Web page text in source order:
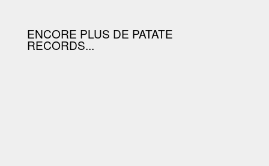
ENCORE PLUS DE PATATE
RECORDS...